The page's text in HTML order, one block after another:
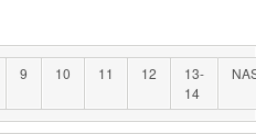
9 10 11 12
13-
14